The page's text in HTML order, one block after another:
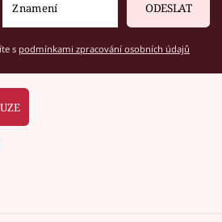
ODESLAT
s podmínkami zpracování osobních údajů